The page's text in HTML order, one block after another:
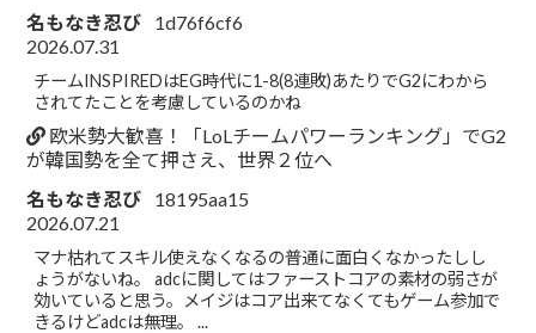
名もなき忍び
1d76f6cf6
2026.07.31
チームINSPIREDはEG時代に1-8(8連敗)あたりでG2にわから
されてたことを考慮しているのかね
欧米勢大歓喜！「LoLチームパワーランキング」でG2
が韓国勢を全て押さえ、世界２位へ
名もなき忍び
18195aa15
2026.07.21
マナ枯れてスキル使えなくなるの普通に面白くなかったしし
ょうがないね。 adcに関してはファーストコアの素材の弱さが
効いていると思う。メイジはコア出来てなくてもゲーム参加で
きるけどadcは無理。 ...